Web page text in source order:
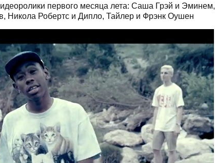
первого месяца лета: Саша Грэй и Эминем,
Никола Робертс и Дипло, Тайлер и Фрэнк Оушен